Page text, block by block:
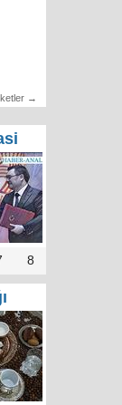
→
8